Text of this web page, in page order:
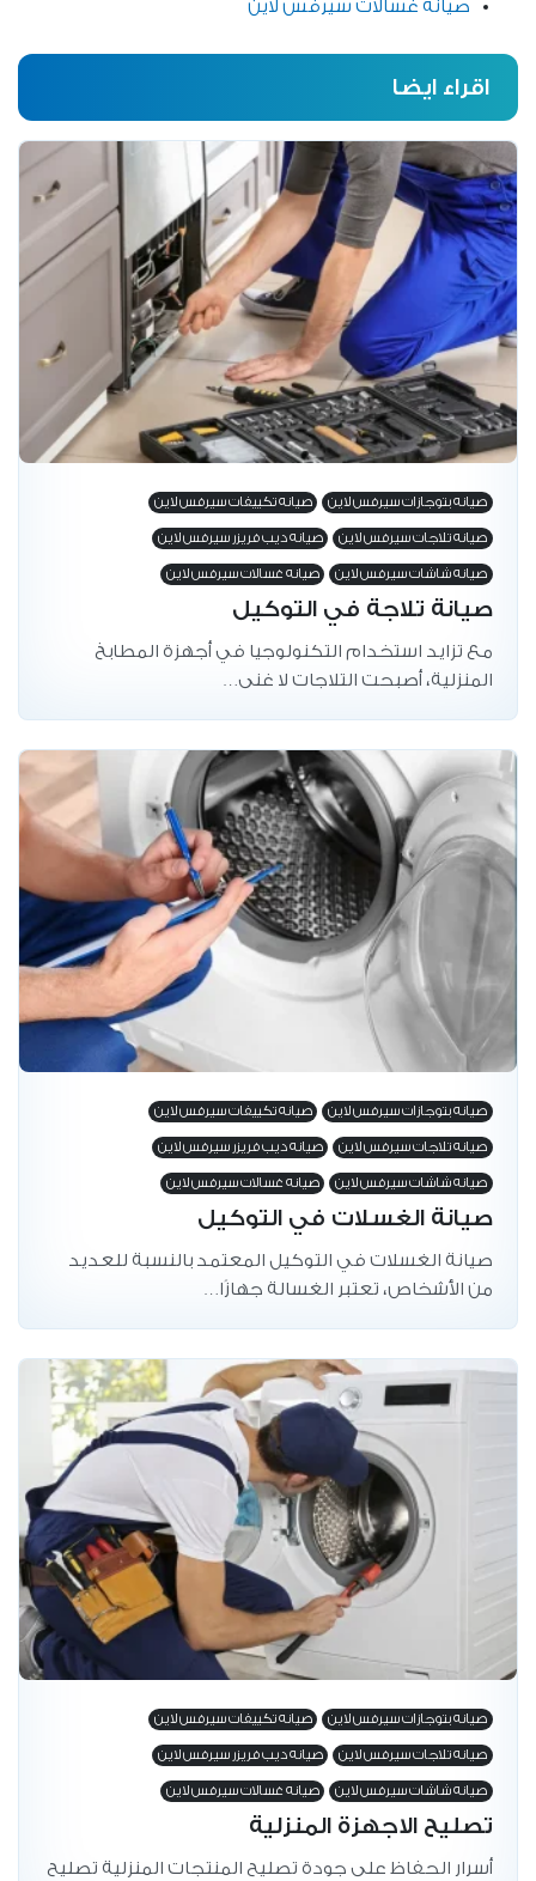
صيانه غسالات سيرفس لاين
اقراء ايضا
صيانه بتوجازات سيرفس لاين صيانه تكييفات سيرفس لاين
صيانه تلاجات سيرفس لاين صيانه ديب فريزر سيرفس لاين
صيانه شاشات سيرفس لاين صيانه غسالات سيرفس لاين
صيانة تلاجة في التوكيل
مع تزايد استخدام التكنولوجيا في أجهزة المطابخ
المنزلية، أصبحت التلاجات لا غنى…
صيانه بتوجازات سيرفس لاين صيانه تكييفات سيرفس لاين
صيانه تلاجات سيرفس لاين صيانه ديب فريزر سيرفس لاين
صيانه شاشات سيرفس لاين صيانه غسالات سيرفس لاين
صيانة الغسلات في التوكيل
صيانة الغسلات في التوكيل المعتمد بالنسبة للعديد
من الأشخاص، تعتبر الغسالة جهازًا…
صيانه بتوجازات سيرفس لاين صيانه تكييفات سيرفس لاين
صيانه تلاجات سيرفس لاين صيانه ديب فريزر سيرفس لاين
صيانه شاشات سيرفس لاين صيانه غسالات سيرفس لاين
تصليح الاجهزة المنزلية
أسرار الحفاظ على جودة تصليح المنتجات المنزلية تصليح